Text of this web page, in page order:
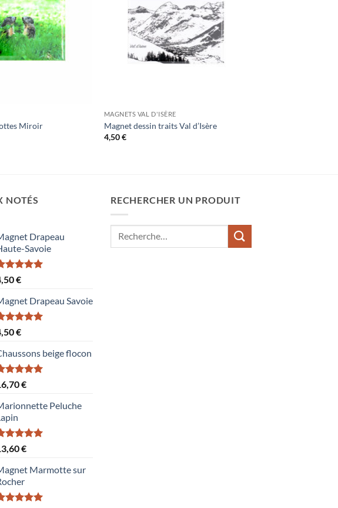
Miroir
MAGNETS VAL D'ISÈRE
Magnet dessin traits Val d’Isère
4,50€
NOTÉS
Drapeau
Savoie
5.00
sur 5
€
Drapeau Savoie
5.00
sur 5
€
beige flocon
5.00
sur 5
€
Peluche
5.00
sur 5
€
Marmotte sur
RECHERCHER UN PRODUIT
Recherche